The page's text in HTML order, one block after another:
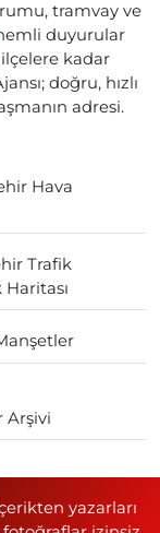
tramvay ve
duyurular
kadar
doğru, hızlı
adresi.
Hava
Trafik
Arşivi
yazarları